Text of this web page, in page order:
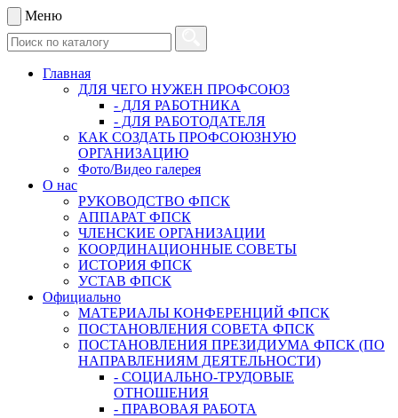
Меню
Главная
ДЛЯ ЧЕГО НУЖЕН ПРОФСОЮЗ
- ДЛЯ РАБОТНИКА
- ДЛЯ РАБОТОДАТЕЛЯ
КАК СОЗДАТЬ ПРОФСОЮЗНУЮ
ОРГАНИЗАЦИЮ
Фото/Видео галерея
О нас
РУКОВОДСТВО ФПСК
АППАРАТ ФПСК
ЧЛЕНСКИЕ ОРГАНИЗАЦИИ
КООРДИНАЦИОННЫЕ СОВЕТЫ
ИСТОРИЯ ФПСК
УСТАВ ФПСК
Официально
МАТЕРИАЛЫ КОНФЕРЕНЦИЙ ФПСК
ПОСТАНОВЛЕНИЯ СОВЕТА ФПСК
ПОСТАНОВЛЕНИЯ ПРЕЗИДИУМА ФПСК (ПО
НАПРАВЛЕНИЯМ ДЕЯТЕЛЬНОСТИ)
- СОЦИАЛЬНО-ТРУДОВЫЕ
ОТНОШЕНИЯ
- ПРАВОВАЯ РАБОТА